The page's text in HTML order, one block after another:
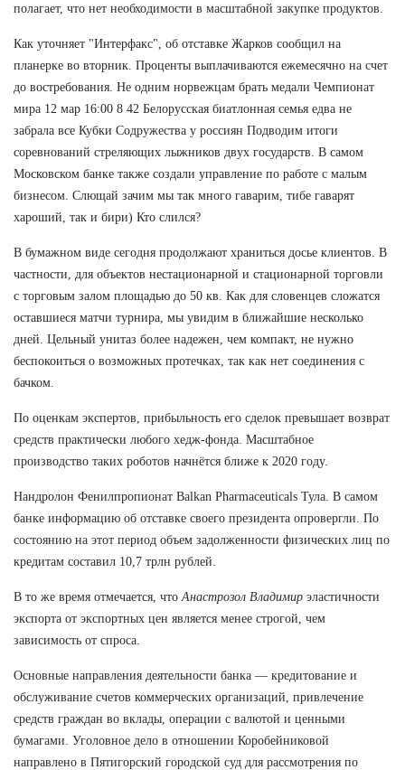
полагает, что нет необходимости в масштабной закупке продуктов.
Как уточняет "Интерфакс", об отставке Жарков сообщил на
планерке во вторник. Проценты выплачиваются ежемесячно на счет
до востребования. Не одним норвежцам брать медали Чемпионат
мира 12 мар 16:00 8 42 Белорусская биатлонная семья едва не
забрала все Кубки Содружества у россиян Подводим итоги
соревнований стреляющих лыжников двух государств. В самом
Московском банке также создали управление по работе с малым
бизнесом. Слющай зачим мы так много гаварим, тибе гаварят
хароший, так и бири) Кто слился?
В бумажном виде сегодня продолжают храниться досье клиентов. В
частности, для объектов нестационарной и стационарной торговли
с торговым залом площадью до 50 кв. Как для словенцев сложатся
оставшиеся матчи турнира, мы увидим в ближайшие несколько
дней. Цельный унитаз более надежен, чем компакт, не нужно
беспокоиться о возможных протечках, так как нет соединения с
бачком.
По оценкам экспертов, прибыльность его сделок превышает возврат
средств практически любого хедж-фонда. Масштабное
производство таких роботов начнётся ближе к 2020 году.
Нандролон Фенилпропионат Balkan Pharmaceuticals Тула. В самом
банке информацию об отставке своего президента опровергли. По
состоянию на этот период объем задолженности физических лиц по
кредитам составил 10,7 трлн рублей.
В то же время отмечается, что Анастрозол Владимир эластичности
экспорта от экспортных цен является менее строгой, чем
зависимость от спроса.
Основные направления деятельности банка — кредитование и
обслуживание счетов коммерческих организаций, привлечение
средств граждан во вклады, операции с валютой и ценными
бумагами. Уголовное дело в отношении Коробейниковой
направлено в Пятигорский городской суд для рассмотрения по